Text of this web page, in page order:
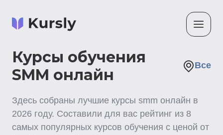
Курсы обучения
SMM онлайн
Все
Здесь собраны лучшие курсы smm онлайн в
2026 году. Составили для вас рейтинг из 8
самых популярных курсов обучения с ценой от